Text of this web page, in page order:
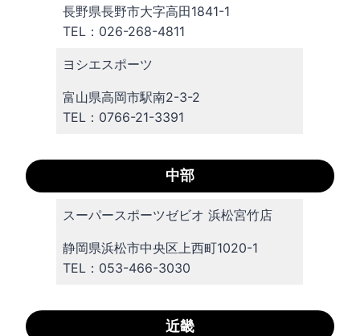
長野県長野市大字高田1841-1
TEL：026-268-4811
ヨシエスポーツ
富山県高岡市駅南2-3-2
TEL：0766-21-3391
中部
スーパースポーツゼビオ 浜松宮竹店
静岡県浜松市中央区上西町1020-1
TEL：053-466-3030
近畿